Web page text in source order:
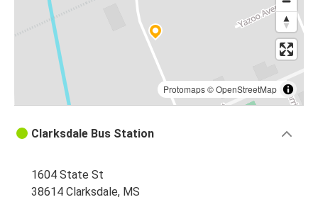
Protomaps©OpenStreetMap
Clarksdale Bus Station
1604 State St
38614 Clarksdale, MS